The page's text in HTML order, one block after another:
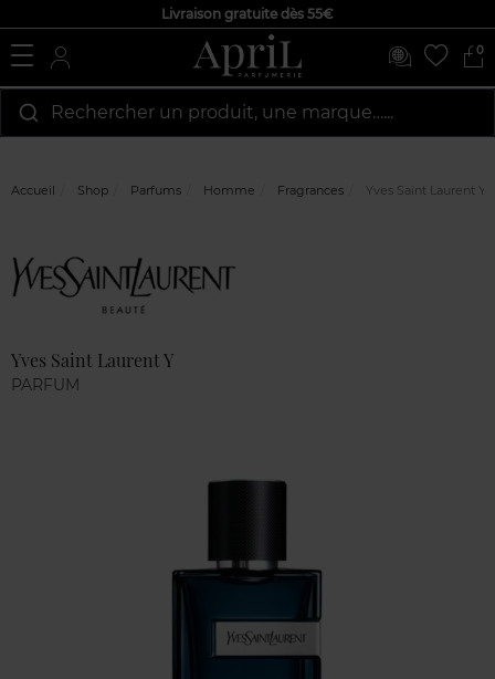
Livraison gratuite dès 55€
0
Rechercher un produit, une marque…...
Accueil Shop Parfums Homme Fragrances Yves Saint Laurent Y
Yves Saint Laurent Y
PARFUM